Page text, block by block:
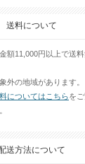
送料について
額11,000円以上で送
外の地域があります。
についてはこちらを
送方法について